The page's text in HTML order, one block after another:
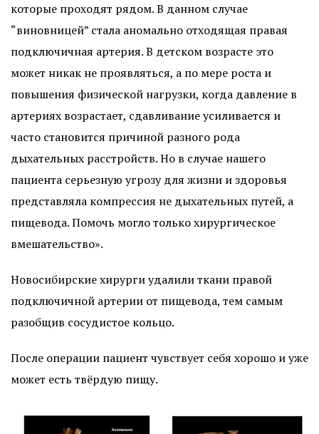
которые проходят рядом. В данном случае
“виновницей” стала аномально отходящая правая
подключичная артерия. В детском возрасте это
может никак не проявляться, а по мере роста и
повышения физической нагрузки, когда давление в
артериях возрастает, сдавливание усиливается и
часто становится причиной разного рода
дыхательных расстройств. Но в случае нашего
пациента серьезную угрозу для жизни и здоровья
представляла компрессия не дыхательных путей, а
пищевода. Помочь могло только хирургическое
вмешательство».
Новосибирские хирурги удалили ткани правой
подключичной артерии от пищевода, тем самым
разобщив сосудистое кольцо.
После операции пациент чувствует себя хорошо и уже
может есть твёрдую пищу.